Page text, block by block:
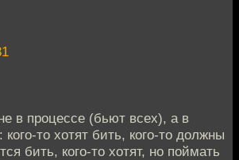
в процессе (бьют всех), а в
то хотят бить, кого-то должны
бить, кого-то хотят, но поймать